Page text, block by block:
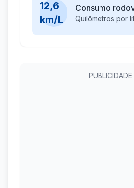
12,6
km/L
Consumo
Quilômetros por
PUBLICIDADE